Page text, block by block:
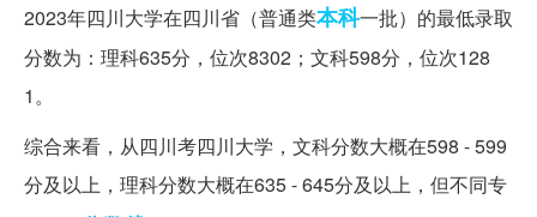
2023年四川大学在四川省（普通类本科一批）的最低录取
分数为：理科635分，位次8302；文科598分，位次128
1。
综合来看，从四川考四川大学，文科分数大概在598 - 599
分及以上，理科分数大概在635 - 645分及以上，但不同专